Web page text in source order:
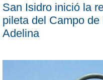
San Isidro inició la
pileta del Campo
Adelina